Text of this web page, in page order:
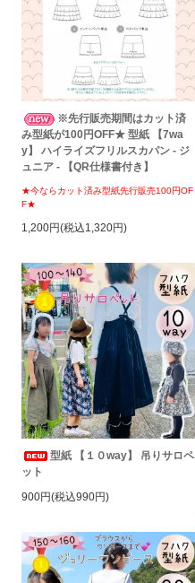
※先行販売期間はカット済
み型紙が100円OFF★ 型紙 【7wa
y】 ハイライズフリルスカパン - ジ
ュニア - 【QR仕様書付き】
★今ならカット済み型紙先行販売100円OF
F★
1,200円(税込1,320円)
型紙 【１０way】 吊りサロペ
ット
900円(税込990円)